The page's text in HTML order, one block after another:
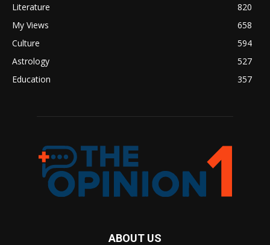
Literature
820
My Views
658
Culture
594
Astrology
527
Education
357
ABOUT US